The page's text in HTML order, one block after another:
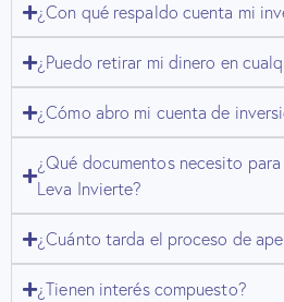
¿Con qué respaldo cuenta mi
¿Puedo retirar mi dinero en
¿Cómo abro mi cuenta de
¿Qué documentos necesito
Leva Invierte?
¿Cuánto tarda el proceso de
¿Tienen interés compuesto?